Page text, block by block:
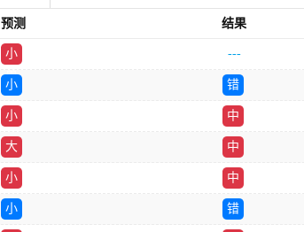
预测 结果
小
单
---
小 错
小 中
大 中
小 中
小 错